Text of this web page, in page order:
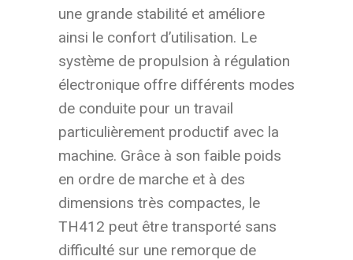
une grande stabilité et améliore
ainsi le confort d’utilisation. Le
système de propulsion à régulation
électronique offre différents modes
de conduite pour un travail
particulièrement productif avec la
machine. Grâce à son faible poids
en ordre de marche et à des
dimensions très compactes, le
TH412 peut être transporté sans
difficulté sur une remorque de